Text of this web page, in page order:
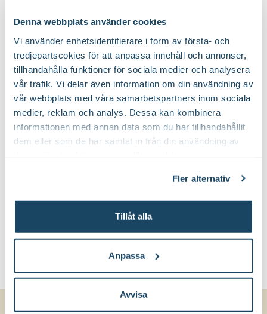
Denna webbplats använder cookies
Vi använder enhetsidentifierare i form av första- och
tredjepartscokies för att anpassa innehåll och annonser,
tillhandahålla funktioner för sociala medier och analysera
vår trafik. Vi delar även information om din användning av
vår webbplats med våra samarbetspartners inom sociala
medier, reklam och analys. Dessa kan kombinera
informationen med annan data som du har tillhandahållit
dem eller som de har samlat in från din användning av
Fler alternativ
Tillåt alla
Anpassa
Avvisa
Antal per kvm: 5-7 plantor
Näring: Flytande trädgårdsnäring, Rododendrongödsel
Jordprodukter: Planteringsjord, Rododendronjord
Speciell tålighet: Blåsiga, öppna lägen